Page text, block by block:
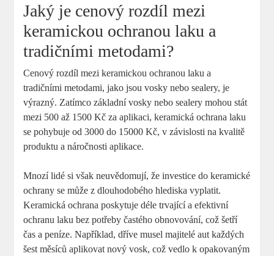
Jaký je cenový rozdíl mezi
keramickou ochranou laku a
tradičními metodami?
Cenový rozdíl mezi keramickou ochranou laku a
tradičními metodami, jako jsou vosky nebo sealery, je
výrazný. Zatímco základní vosky nebo sealery mohou stát
mezi 500 až 1500 Kč za aplikaci, keramická ochrana laku
se pohybuje od 3000 do 15000 Kč, v závislosti na kvalitě
produktu a náročnosti aplikace.
Mnozí lidé si však neuvědomují, že investice do keramické
ochrany se může z dlouhodobého hlediska vyplatit.
Keramická ochrana poskytuje déle trvající a efektivní
ochranu laku bez potřeby častého obnovování, což šetří
čas a peníze. Například, dříve musel majitelé aut každých
šest měsíců aplikovat nový vosk, což vedlo k opakovaným